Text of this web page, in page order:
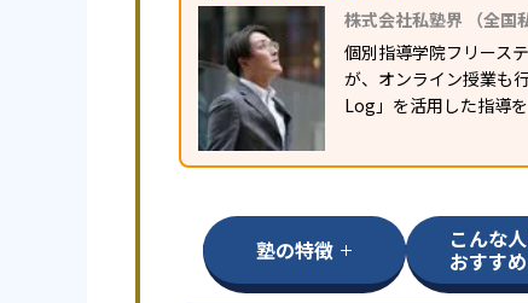
株式会社私塾界 （全国
個別指導学院フリース
が、オンライン授業も
Log」を活用した指導
塾の特徴 こんな
おすすめ